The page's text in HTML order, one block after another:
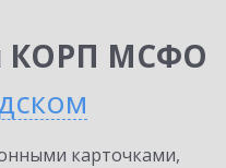
КОРП МСФО
карточками,